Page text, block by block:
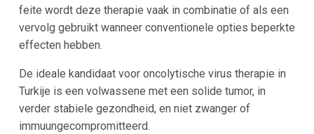
feite wordt deze therapie vaak in combinatie of als een
vervolg gebruikt wanneer conventionele opties beperkte
effecten hebben.
De ideale kandidaat voor oncolytische virus therapie in
Turkije is een volwassene met een solide tumor, in
verder stabiele gezondheid, en niet zwanger of
immuungecompromitteerd.